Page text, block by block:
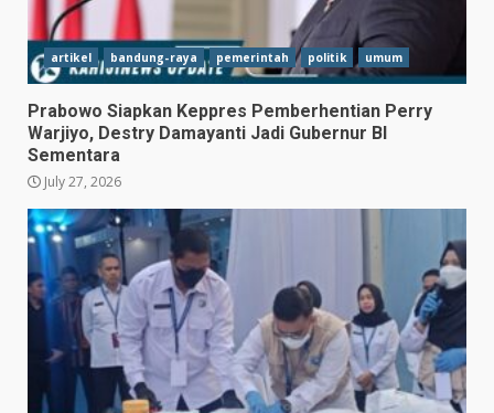
artikel bandung-raya pemerintah politik umum
Prabowo Siapkan Keppres Pemberhentian Perry
Warjiyo, Destry Damayanti Jadi Gubernur BI
Sementara
July 27, 2026